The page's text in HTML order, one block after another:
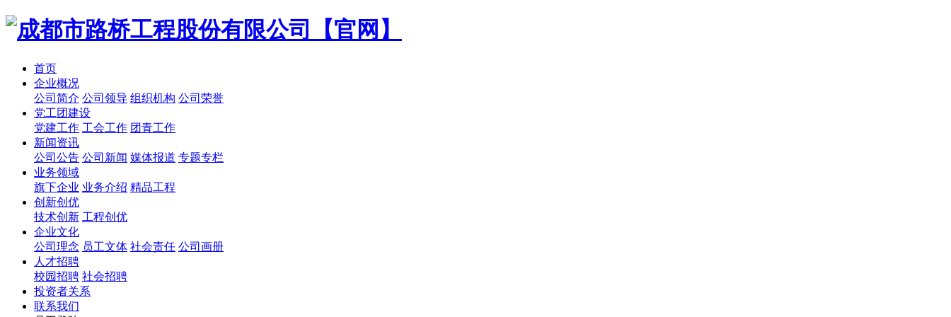
首页
企业概况
公司简介 公司领导 组织机构 公司荣誉
党工团建设
党建工作 工会工作 团青工作
新闻资讯
公司公告 公司新闻 媒体报道 专题专栏
业务领域
旗下企业 业务介绍 精品工程
创新创优
技术创新 工程创优
企业文化
公司理念 员工文体 社会责任 公司画册
人才招聘
校园招聘 社会招聘
投资者关系
联系我们